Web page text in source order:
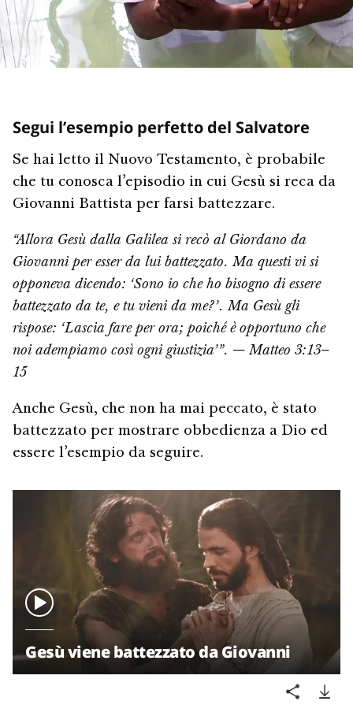
Segui l’esempio perfetto del Salvatore
Se hai letto il Nuovo Testamento, è probabile
che tu conosca l’episodio in cui Gesù si reca da
Giovanni Battista per farsi battezzare.
“Allora Gesù dalla Galilea si recò al Giordano da
Giovanni per esser da lui battezzato. Ma questi vi si
opponeva dicendo: ‘Sono io che ho bisogno di essere
battezzato da te, e tu vieni da me?’. Ma Gesù gli
rispose: ‘Lascia fare per ora; poiché è opportuno che
noi adempiamo così ogni giustizia’”. — Matteo 3:13–
15
Anche Gesù, che non ha mai peccato, è stato
battezzato per mostrare obbedienza a Dio ed
essere l’esempio da seguire.
Gesù viene battezzato da Giovanni